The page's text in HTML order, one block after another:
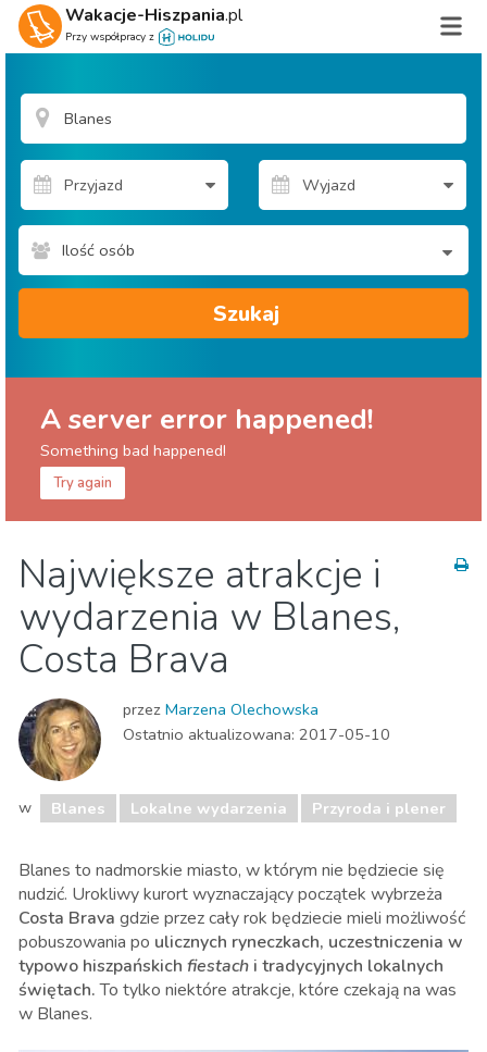
Wakacje-Hiszpania.pl
Przy współpracy z
Ilość osób
Szukaj
A server error happened!
Something bad happened!
Try again
Dzieci i rodzina
Lokalne wydarzenia
Plaże
Przyroda i plener
Największe atrakcje i
wydarzenia w Blanes,
Costa Brava
przez Marzena Olechowska
Ostatnio aktualizowana: 2017-05-10
w Blanes Lokalne wydarzenia Przyroda i plener
Blanes to nadmorskie miasto, w którym nie będziecie się
nudzić. Urokliwy kurort wyznaczający początek wybrzeża
Costa Brava gdzie przez cały rok będziecie mieli możliwość
pobuszowania po ulicznych ryneczkach, uczestniczenia w
typowo hiszpańskich fiestach i tradycyjnych lokalnych
świętach.To tylko niektóre atrakcje, które czekają na was
w Blanes.